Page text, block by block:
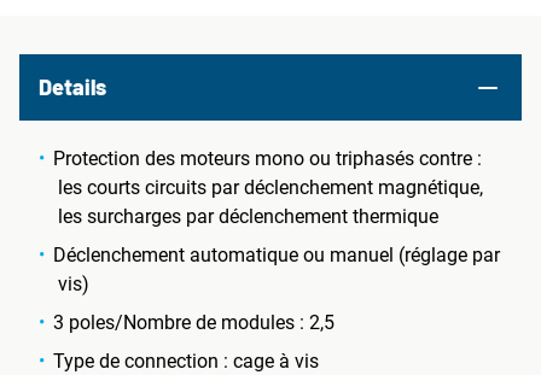
Details
Protection des moteurs mono ou triphasés contre :
les courts circuits par déclenchement magnétique,
les surcharges par déclenchement thermique
Déclenchement automatique ou manuel (réglage par
vis)
3 poles/Nombre de modules : 2,5
Type de connection : cage à vis